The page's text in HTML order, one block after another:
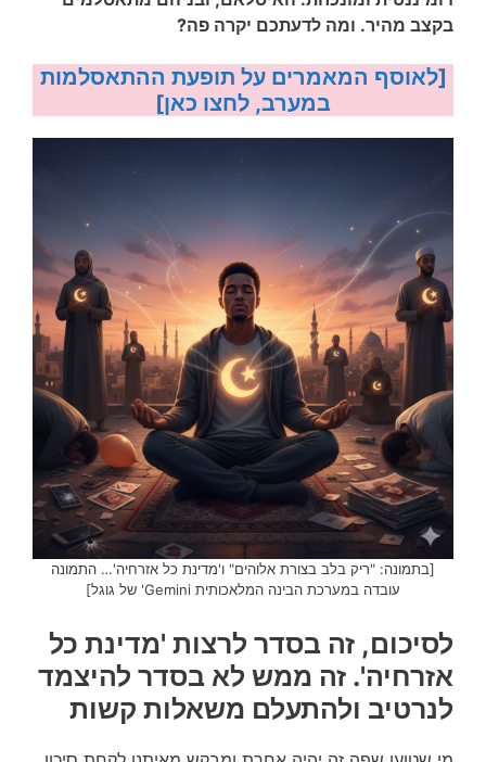
בקצב מהיר. ומה לדעתכם יקרה פה?
[לאוסף המאמרים על תופעת ההתאסלמות
במערב, לחצו כאן]
[בתמונה: "ריק בלב בצורת אלוהים" ו'מדינת כל אזרחיה'… התמונה
עובדה במערכת הבינה המלאכותית Gemini' של גוגל]
לסיכום, זה בסדר לרצות 'מדינת כל
אזרחיה'. זה ממש לא בסדר להיצמד
לנרטיב ולהתעלם משאלות קשות